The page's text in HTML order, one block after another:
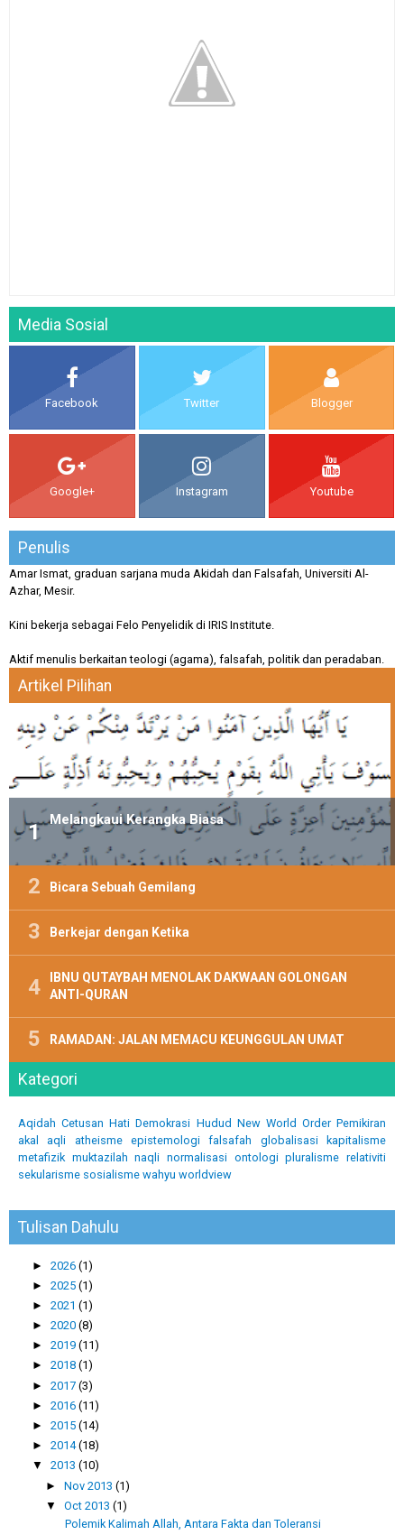
Media Sosial
Facebook Twitter Blogger
Google+ Instagram Youtube
Penulis
Amar Ismat, graduan sarjana muda Akidah dan Falsafah, Universiti Al-
Azhar, Mesir.
Kini bekerja sebagai Felo Penyelidik di IRIS Institute.
Aktif menulis berkaitan teologi (agama), falsafah, politik dan peradaban.
Artikel Pilihan
Melangkaui Kerangka Biasa
Bicara Sebuah Gemilang
Berkejar dengan Ketika
IBNU QUTAYBAH MENOLAK DAKWAAN GOLONGAN
ANTI-QURAN
RAMADAN: JALAN MEMACU KEUNGGULAN UMAT
Kategori
Aqidah Cetusan Hati Demokrasi Hudud New World Order Pemikiran
akal
aqli atheisme epistemologi falsafah globalisasi
kapitalisme
metafizik muktazilah naqli normalisasi ontologi pluralisme relativiti
sekularisme sosialisme wahyu worldview
Tulisan Dahulu
► 2026 (1)
► 2025 (1)
► 2021 (1)
► 2020 (8)
► 2019 (11)
► 2018 (1)
► 2017 (3)
► 2016 (11)
► 2015 (14)
► 2014(18)
▼ 2013 (10)
►Nov 2013(1)
▼Oct 2013(1)
Polemik Kalimah Allah, Antara Fakta dan Toleransi